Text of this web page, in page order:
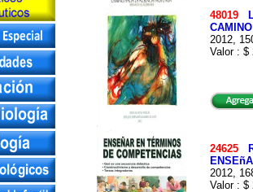
48019
2012,
Valor : $
24625
2012,
Valor : $